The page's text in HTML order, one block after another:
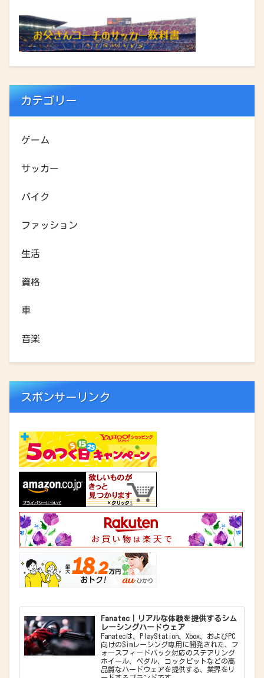
カテゴリー
ゲーム
サッカー
バイク
ファッション
生活
資格
車
音楽
スポンサーリンク
Fanatec｜リアルな体験を提供するシム
レーシングハードウェア
Fanatecは、PlayStation、Xbox、およびPC
向けのSimレーシング専用に開発された、フ
ォースフィードバック対応のステアリング
ホイール、ペダル、コックピットなどの高
品質なハードウェアを提供する、業界をリ